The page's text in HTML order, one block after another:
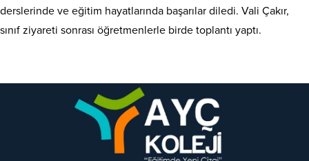
derslerinde ve eğitim hayatlarında başarılar diledi. Vali Çakır,
sınıf ziyareti sonrası öğretmenlerle birde toplantı yaptı.